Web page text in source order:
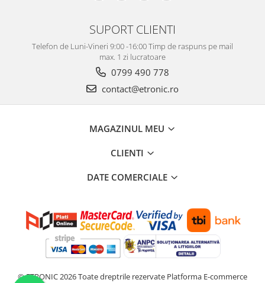
SUPORT CLIENTI
Telefon de Luni-Vineri 9:00 -16:00 Timp de raspuns pe mail
max. 1 zi lucratoare
0799 490 778
contact@etronic.ro
MAGAZINUL MEU
CLIENTI
DATE COMERCIALE
© ETRONIC 2026 Toate dreptrile rezervate Platforma E-commerce